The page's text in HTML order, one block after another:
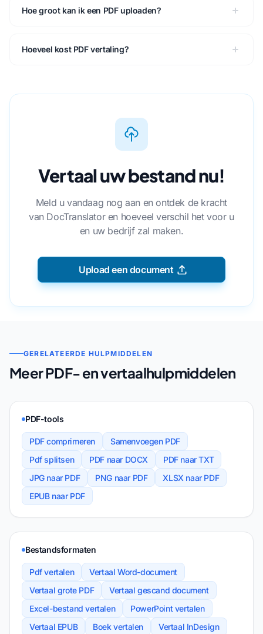
Hoe groot kan ik een PDF uploaden?
Hoeveel kost PDF vertaling?
Vertaal uw bestand nu!
Meld u vandaag nog aan en ontdek de kracht
van DocTranslator en hoeveel verschil het voor u
en uw bedrijf zal maken.
Upload een document
GERELATEERDE HULPMIDDELEN
Meer PDF- en vertaalhulpmiddelen
PDF-tools
PDF comprimeren
Samenvoegen PDF
Pdf splitsen
PDF naar DOCX
PDF naar TXT
JPG naar PDF
PNG naar PDF
XLSX naar PDF
EPUB naar PDF
Bestandsformaten
Pdf vertalen
Vertaal Word-document
Vertaal grote PDF
Vertaal gescand document
Excel-bestand vertalen
PowerPoint vertalen
Vertaal EPUB
Boek vertalen
Vertaal InDesign